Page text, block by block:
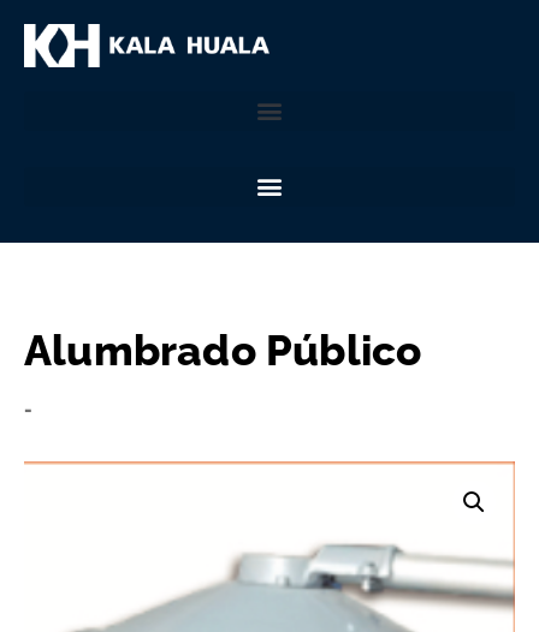
Alumbrado Público
-